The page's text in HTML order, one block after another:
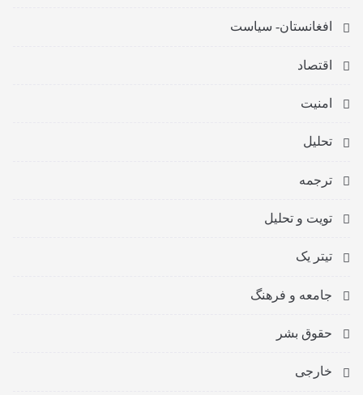
افغانستان- سیاست
اقتصاد
امنیت
تحلیل
ترجمه
تویت و تحلیل
تیتر یک
جامعه و فرهنگ
حقوق بشر
خارجی